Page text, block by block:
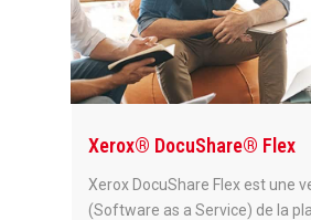
Xerox® DocuShare® Flex
Xerox DocuShare Flex est une
(Software as a Service) de la